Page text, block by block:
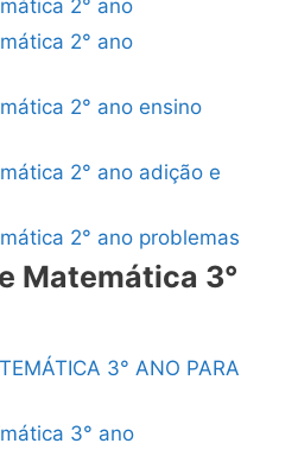
2° ano
2° ano
2° ano ensino
2° ano adição e
2° ano problemas
Matemática 3°
3° ANO PARA
3° ano